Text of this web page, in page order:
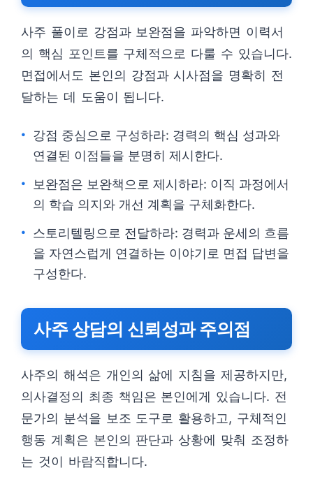
사주 풀이로 강점과 보완점을 파악하면 이력서
의 핵심 포인트를 구체적으로 다룰 수 있습니다.
면접에서도 본인의 강점과 시사점을 명확히 전
달하는 데 도움이 됩니다.
강점 중심으로 구성하라: 경력의 핵심 성과와
연결된 이점들을 분명히 제시한다.
보완점은 보완책으로 제시하라: 이직 과정에서
의 학습 의지와 개선 계획을 구체화한다.
스토리텔링으로 전달하라: 경력과 운세의 흐름
을 자연스럽게 연결하는 이야기로 면접 답변을
구성한다.
사주 상담의 신뢰성과 주의점
사주의 해석은 개인의 삶에 지침을 제공하지만,
의사결정의 최종 책임은 본인에게 있습니다. 전
문가의 분석을 보조 도구로 활용하고, 구체적인
행동 계획은 본인의 판단과 상황에 맞춰 조정하
는 것이 바람직합니다.